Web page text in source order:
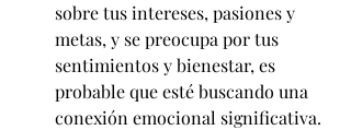
sobre tus intereses, pasiones y
metas, y se preocupa por tus
sentimientos y bienestar, es
probable que esté buscando una
conexión emocional significativa.